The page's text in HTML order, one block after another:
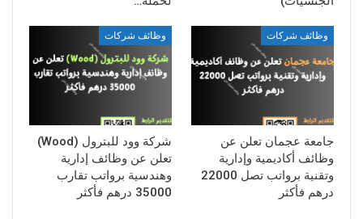
وظائف شركات
جامعة عجمان تعلن عن
وظائف أكاديمية وإدارية
وتقنية برواتب تصل 22000
درهم فأكثر
وظائف شركات
شركة وود للبترول (Wood)
تعلن عن وظائف إدارية
وهندسية برواتب تقارب
35000 درهم فأكثر